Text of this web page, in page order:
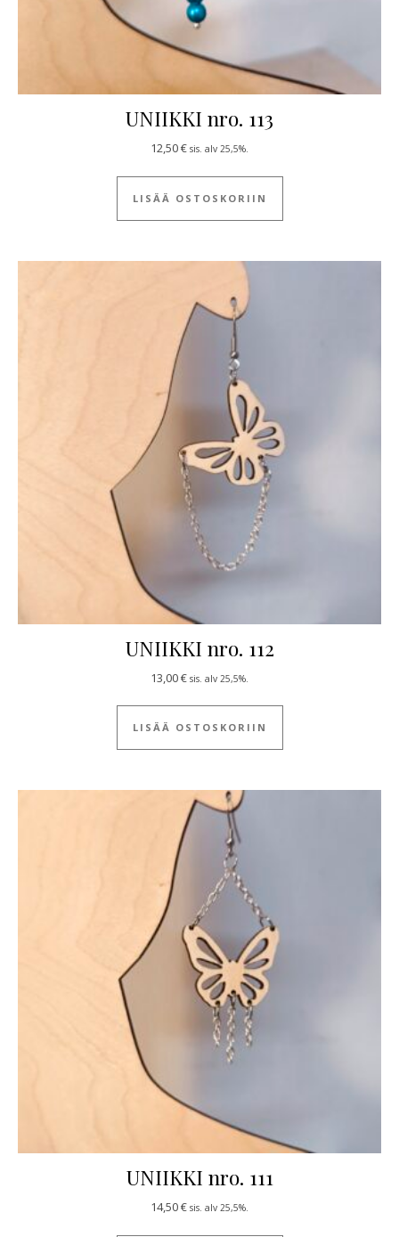
UNIIKKI nro. 113
12,50€ sis. alv 25,5%.
LISÄÄ OSTOSKORIIN
UNIIKKI nro. 112
13,00€ sis. alv 25,5%.
LISÄÄ OSTOSKORIIN
UNIIKKI nro. 111
14,50€ sis. alv 25,5%.